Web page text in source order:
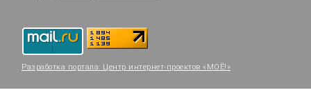
Разработка портала: Центр интернет-проектов «МОЁ!»